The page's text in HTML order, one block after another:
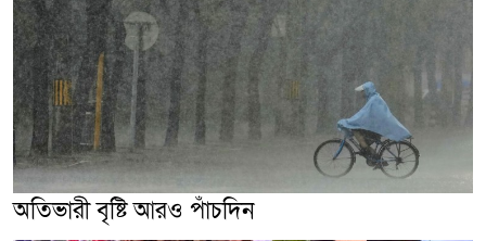
অতিভারী বৃষ্টি আরও পাঁচদিন